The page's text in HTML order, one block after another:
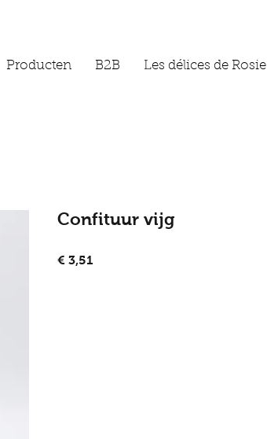
Producten B2B Les délices de Rosie
Confituur vijg
€ 3,51